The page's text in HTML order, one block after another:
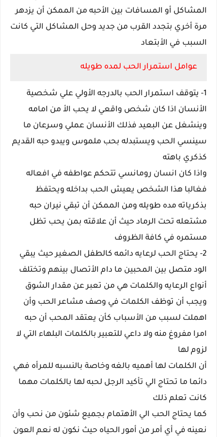
المشاكل أو المسافات بين الأحبه من الممكن أن يزدهر
مرة أخري بتجدد القرب من جديد وحل المشاكل التي كانت
السبب في الأبتعاد
عوامل استمرار الحب لمده طويله
1- يتوقف استمرار الحب بالدرجه الأولي علي شخصية
الأنسان اذا كان شخص واقعي لا يحب الأ من امامه
وينشغل عن البعيد فذلك الأنسان عملي وسرعان ما
سينسي الحب ويستبدله بحب ملموس ويبدو حبه القديم
كذكري باهته
واذا كان انسان رومانسي تتحكم عواطفه في افعاله
فغالبا هذا الشخص يعيش الحب بداخله ويحتفظ
بذكرياته مده طويله ومن الممكن أن تبقي نيران حبه
مشتعله تحت الرماد حيث أن علاقته بمن يحب تظل
مستمره في كافة الظروف
2- يحتاج الحب لرعايه دائمه كالطفل الصغير حيث يبقي
الود متصل بين المحبين ما دام الأتصال بينهم وتختلف
أنواع الرعايه والكلمات هي من تعبر عن مقدار الشوق
ويجب أن توظف الكلمات في وصف مشاعر الحب وأن
اهملت لسبب من الأسباب كأن يعتقد المحب أن حبه
امرا مفروغ منه ولا داعي للتعبير بالكلمات البلهاء التي لا
لزوم لها
أن الكلمات لها أهميه بالغه وخاصة بالنسبه للمرأه فهي
دائما ما تحتاج الي تأكيد الرجل لحبه لها بالكلمات مهما
كانت تعلم ذلك
كما يحتاج الحب الي الأهتمام بجميع شئون من نحب وأن
نعينه في أي أمر من أمور الحياه حيث نكون له نعم العون